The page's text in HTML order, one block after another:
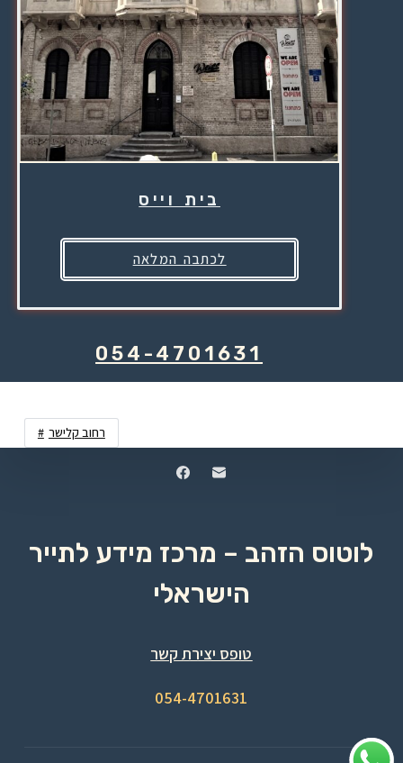
בית וייס
לכתבה המלאה
054-4701631
רחוב קלישר
לוטוס הזהב – מרכז מידע לתייר
הישראלי
טופס יצירת קשר
054-4701631